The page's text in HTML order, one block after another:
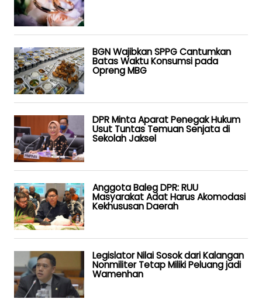
BGN Wajibkan SPPG Cantumkan
Batas Waktu Konsumsi pada
Opreng MBG
DPR Minta Aparat Penegak Hukum
Usut Tuntas Temuan Senjata di
Sekolah Jaksel
Anggota Baleg DPR: RUU
Masyarakat Adat Harus Akomodasi
Kekhususan Daerah
Legislator Nilai Sosok dari Kalangan
Nonmiliter Tetap Miliki Peluang jadi
Wamenhan